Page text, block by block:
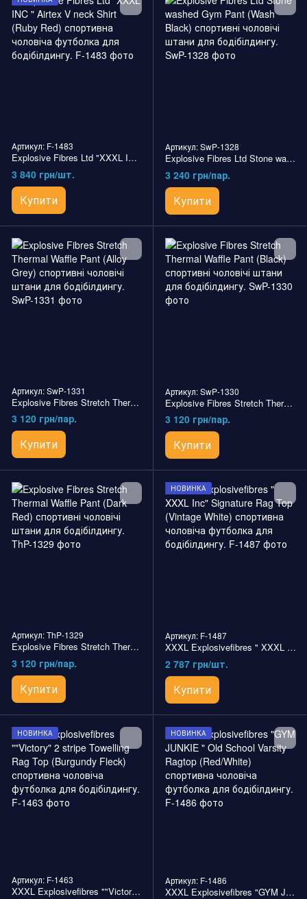
Артикул: F-1483
Explosive Fibres Ltd "XXXL INC " Airtex V neck Shirt (Ruby Red) спортивна чоловіча футболка для бодібілдингу.
3 840 грн/шт.
Купити
Артикул: SwP-1328
Explosive Fibres Ltd Stone washed Gym Pant (Wash Black) спортивні чоловічі штани для бодібілдингу.
3 240 грн/пар.
Купити
Артикул: SwP-1331
Explosive Fibres Stretch Thermal Waffle Pant (Alloy Grey) спортивні чоловічі штани для бодібілдингу.
3 120 грн/пар.
Купити
Артикул: SwP-1330
Explosive Fibres Stretch Thermal Waffle Pant (Black) спортивні чоловічі штани для бодібілдингу.
3 120 грн/пар.
Купити
Артикул: ThP-1329
Explosive Fibres Stretch Thermal Waffle Pant (Dark Red) спортивні чоловічі штани для бодібілдингу.
3 120 грн/пар.
Купити
НОВИНКА
Артикул: F-1487
XXXL Explosivefibres " XXXL Inc" Signature Rag Top (Vintage White) спортивна чоловіча футболка для бодібілдингу.
2 787 грн/шт.
Купити
НОВИНКА
Артикул: F-1463
XXXL Explosivefibres ""Victory" 2 stripe Towelling Rag Top (Burgundy Fleck) спортивна чоловіча футболка для бодібілдингу.
НОВИНКА
Артикул: F-1486
XXXL Explosivefibres "GYM JUNKIE " Old School Varsity Ragtop (Red/White) спортивна чоловіча футболка для бодібілдингу.